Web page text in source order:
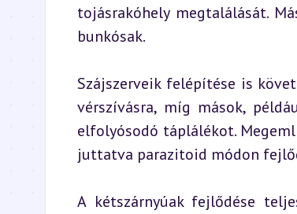
tojásrakóhely megtalálását.
bunkósak.
Szájszerveik felépítése is
vérszívásra, míg mások,
elfolyósodó táplálékot.
juttatva parazitoid módon
A kétszárnyúak fejlődése